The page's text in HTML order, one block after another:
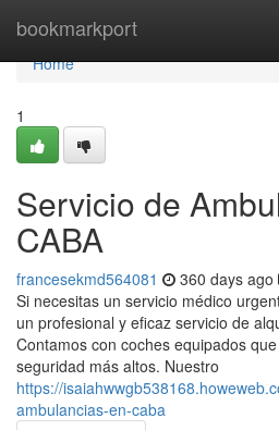
bookmarkport
Home
Home
1
Servicio de
CABA
francesekmd564081 360 days ago
Si necesitas un servicio médico
un profesional y eficaz servicio de
Contamos con coches equipados
seguridad más altos. Nuestro
https://
ambulancias-en-caba